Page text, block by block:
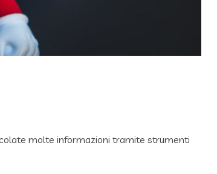
molte informazioni tramite strumenti